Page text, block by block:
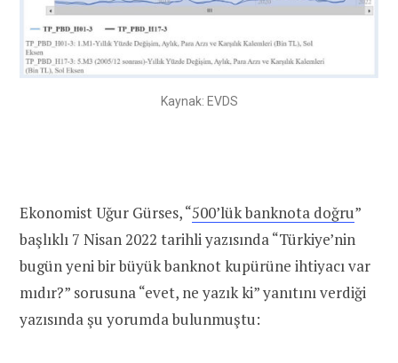
Kaynak: EVDS
Ekonomist Uğur Gürses, “500’lük banknota doğru”
başlıklı 7 Nisan 2022 tarihli yazısında “Türkiye’nin
bugün yeni bir büyük banknot kupürüne ihtiyacı var
mıdır?” sorusuna “evet, ne yazık ki” yanıtını verdiği
yazısında şu yorumda bulunmuştu: